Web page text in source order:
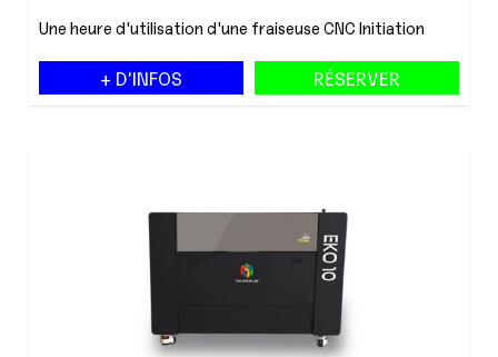
Une heure d'utilisation d'une fraiseuse CNC Initiation
RÉSERVER
+ D'INFOS